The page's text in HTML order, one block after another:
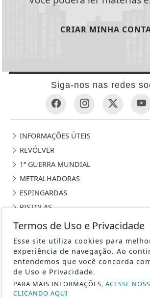
CRIAR MINHA
Siga-nos nas redes
INFORMAÇÕES ÚTEIS
REVÓLVER
1ª GUERRA MUNDIAL
METRALHADORAS
ESPINGARDAS
PISTOLAS
HISTÓRIA
FABRICANTES DE ARMAS
CURIOSIDADES
CAÇA
Termos de Uso e Privacidade
Esse site utiliza cookies para
experiência de navegação. Ao
entendemos que você concorda
de Uso e Privacidade.
PARA MAIS INFORMAÇÕES, ACESSE
CLICANDO AQUI